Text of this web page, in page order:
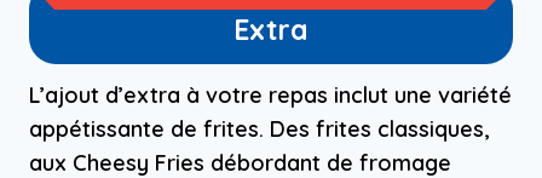
Extra
L’ajout d’extra à votre repas inclut une variété
appétissante de frites. Des frites classiques,
aux Cheesy Fries débordant de fromage